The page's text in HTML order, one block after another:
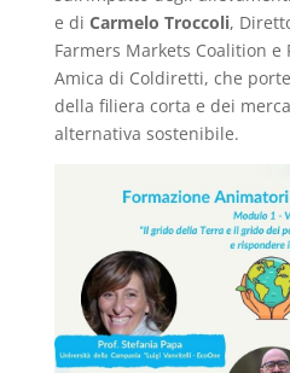
e di Carmelo Troccoli,
Farmers Markets Coalition e
Amica di Coldiretti, che
della filiera corta e dei
alternativa sostenibile.